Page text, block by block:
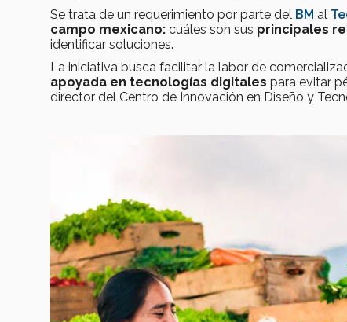
Se trata de un requerimiento por parte del BM al
campo mexicano: cuáles son sus principales
identificar soluciones.
La iniciativa busca facilitar la labor de
apoyada en tecnologías digitales para evitar
director del Centro de Innovación en Diseño y